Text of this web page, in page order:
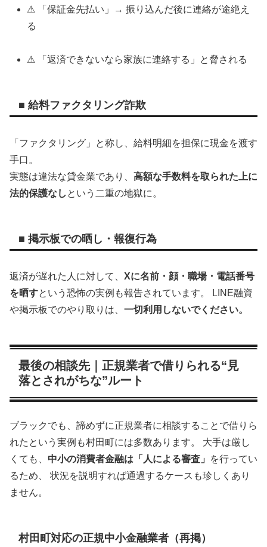
⚠ 「保証金先払い」→ 振り込んだ後に連絡が途絶え
る
⚠ 「返済できないなら家族に連絡する」と脅される
■ 給料ファクタリング詐欺
「ファクタリング」と称し、給料明細を担保に現金を渡す
手口。
実態は違法な貸金業であり、 高額な手数料を取られた上に
法的保護なし という二重の地獄に。
■ 掲示板での晒し・報復行為
返済が遅れた人に対して、 Xに名前・顔・職場・電話番号
を晒すという恐怖の実例も報告されています。 LINE融資
や掲示板でのやり取りは、 一切利用しないでください。
最後の相談先｜正規業者で借りられる“見
落とされがちな”ルート
ブラックでも、諦めずに正規業者に相談することで借りら
れたという実例も村田町には多数あります。 大手は厳し
くても、 中小の消費者金融は「人による審査」
を行ってい
るため、 状況を説明すれば通過するケースも珍しくあり
ません。
村田町対応の正規中小金融業者（再掲）